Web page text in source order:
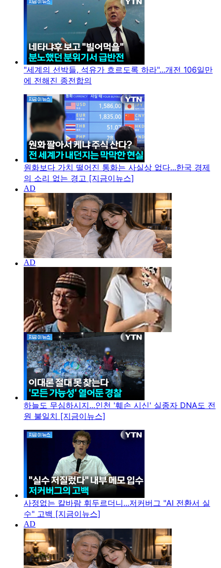
"세계의 선박들, 석유가 흐르도록 하라"...개전 106일만
에 전해진 종전합의
원화보다 가치 떨어진 통화는 사실상 없다...한국 경제
의 소리 없는 경고 [지금이뉴스]
하늘도 무심하시지...인천 '훼손 시신' 실종자 DNA도 전
원 불일치 [지금이뉴스]
사정없는 칼바람 휘두르더니...저커버그 "AI 전환서 실
수" 고백 [지금이뉴스]